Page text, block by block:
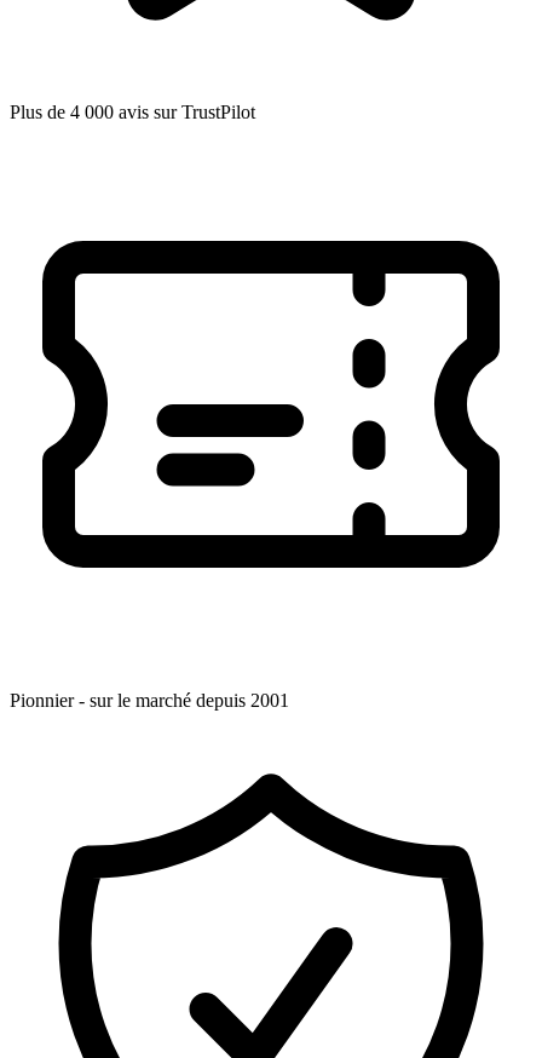
Plus de 4 000 avis sur TrustPilot
Pionnier - sur le marché depuis 2001